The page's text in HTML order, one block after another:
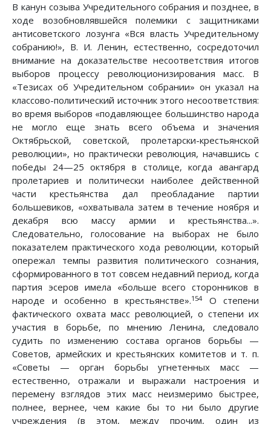
В канун созыва Учредительного собрания и позднее, в
ходе возобновлявшейся полемики с защитниками
антисоветского лозунга «Вся власть Учредительному
собранию!», В. И. Ленин, естественно, сосредоточил
внимание на доказательстве несоответствия итогов
выборов процессу революционизирования масс. В
«Тезисах об Учредительном собрании» он указал на
классово-политический источник этого несоответствия:
во время выборов «подавляющее большинство народа
не могло еще знать всего объема и значения
Октябрьской, советской, пролетарски-крестьянской
революции», но практически революция, начавшись с
победы 24—25 октября в столице, когда авангард
пролетариев и политически наиболее действенной
части крестьянства дал преобладание партии
большевиков, «охватывала затем в течение ноября и
декабря всю массу армии и крестьянства...».
Следовательно, голосование на выборах не было
показателем практического хода революции, который
опережал темпы развития политического сознания,
сформированного в тот совсем недавний период, когда
партия эсеров имела «больше всего сторонников в
народе и особенно в крестьянстве».154О степени
фактического охвата масс революцией, о степени их
участия в борьбе, по мнению Ленина, следовало
судить по изменению состава органов борьбы —
Советов, армейских и крестьянских комитетов и т. п.
«Советы — орган борьбы угнетенных масс —
естественно, отражали и выражали настроения и
перемену взглядов этих масс неизмеримо быстрее,
полнее, вернее, чем какие бы то ни было другие
учреждения (в этом, между прочим, один из